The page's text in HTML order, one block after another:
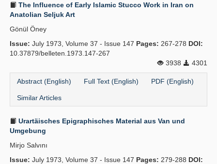
The Influence of Early Islamic Stucco Work in Iran on
Anatolian Seljuk Art
Gönül Öney
Issue: July 1973, Volume 37 - Issue 147 Pages: 267-278 DOI:
10.37879/belleten.1973.147-267
3938
4301
Abstract (English) Full Text (English) PDF (English)
Similar Articles
Urartäisches Epigraphisches Material aus Van und
Umgebung
Mirjo Salvını
Issue: July 1973, Volume 37 - Issue 147 Pages: 279-288 DOI: